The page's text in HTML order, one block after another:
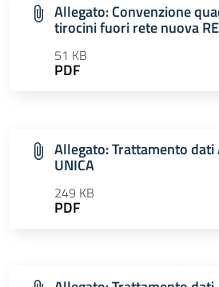
Allegato: Convenzione
tirocini fuori rete nuova
51 KB
PDF
Allegato: Trattamento dati
UNICA
249 KB
PDF